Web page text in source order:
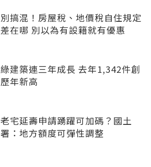
別搞混！房屋稅、地價稅自住規定
差在哪 別以為有設籍就有優惠
綠建築連三年成長 去年1,342件創
歷年新高
老宅延壽申請踴躍可加碼？國土
署：地方額度可彈性調整